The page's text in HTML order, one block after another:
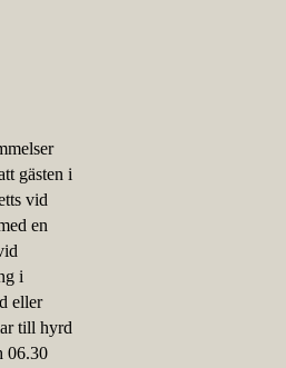
gästen i
vid
en
i
eller
till hyrd
06.30